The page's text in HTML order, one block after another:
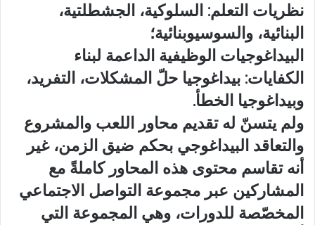
نظريات التعلم: السلوكية، الجشطلتية،
البنائية، والسوسيوبنائية؛
البيداغوجيات الوظيفية الداعمة لبناء
الكفايات: بيداغوجيا حلّ المشكلات، التفريد،
وبيداغوجيا الخطأ.
ولم يتسنّ له تقديم محاور اللعب والمشروع
والتعاقد البيداغوجي بحكم ضيق الزمن، غير
أنه تقاسم محتوى هذه المحاور كاملةً مع
المشاركين عبر مجموعة التواصل الاجتماعي
المخصّصة للدورات، وهي المجموعة التي